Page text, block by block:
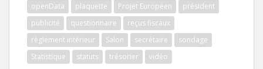
openData
plaquette Projet Européen
président
publicité
questionnaire
reçus fiscaux
règlement intérieur
Salon secrétaire
sondage
Statistique
statuts trésorier vidéo